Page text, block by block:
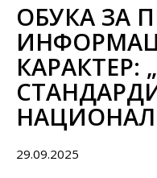
ОБУКА ЗА
КАРАКТЕР:
29.09.2025